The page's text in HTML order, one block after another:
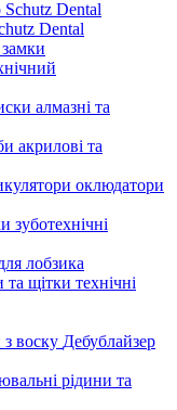
Dental
алмазні та
акрилові та
оклюдатори
зуботехнічні
лобзика
та щітки технічні
Дебублайзер
рідини та